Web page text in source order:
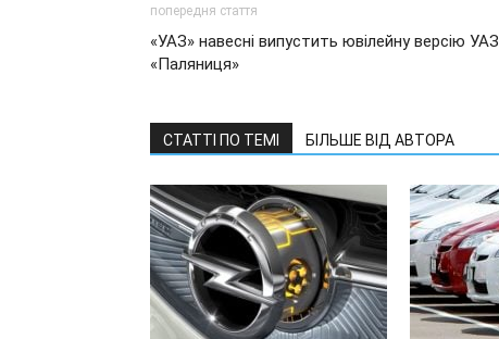
попередня стаття
«УАЗ» навесні випустить ювілейну версію УАЗ
«Паляниця»
СТАТТІ ПО ТЕМІ БІЛЬШЕ ВІД АВТОРА